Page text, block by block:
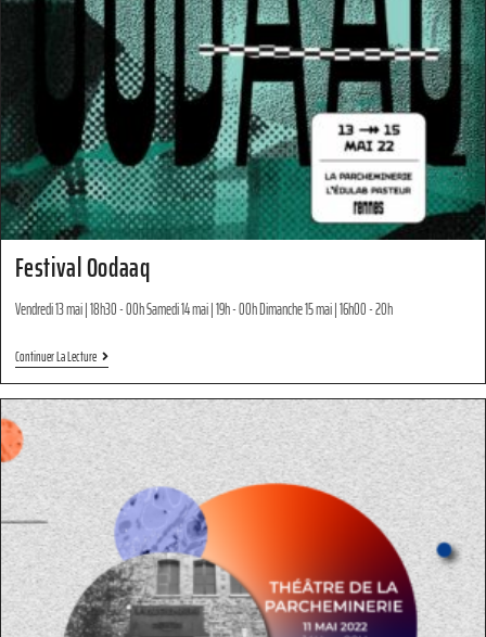
Festival Oodaaq
Vendredi 13 mai | 18h30 - 00h Samedi 14 mai | 19h - 00h Dimanche 15 mai | 16h00 - 20h
Continuer La Lecture